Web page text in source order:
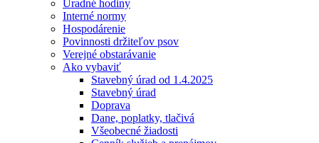
Úradné hodiny
Interné normy
Hospodárenie
Povinnosti držiteľov psov
Verejné obstarávanie
Ako vybaviť
Stavebný úrad od 1.4.2025
Stavebný úrad
Doprava
Dane, poplatky, tlačivá
Všeobecné žiadosti